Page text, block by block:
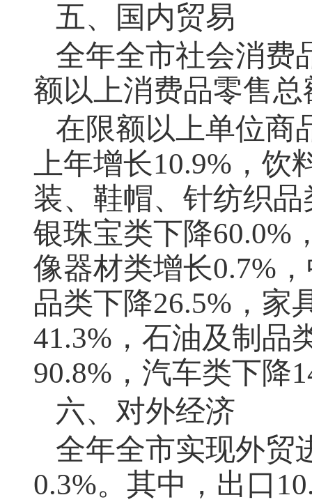
五、国内贸易
全年全市社会消费
额以上消费品零售
在限额以上单位商
上年增长10.9%，
装、鞋帽、针纺织
银珠宝类下降60.0%
像器材类增长0.7%
品类下降26.5%，家
41.3%，石油及制品
90.8%，汽车类下降
六、对外经济
全年全市实现外贸
0.3%。其中，出口